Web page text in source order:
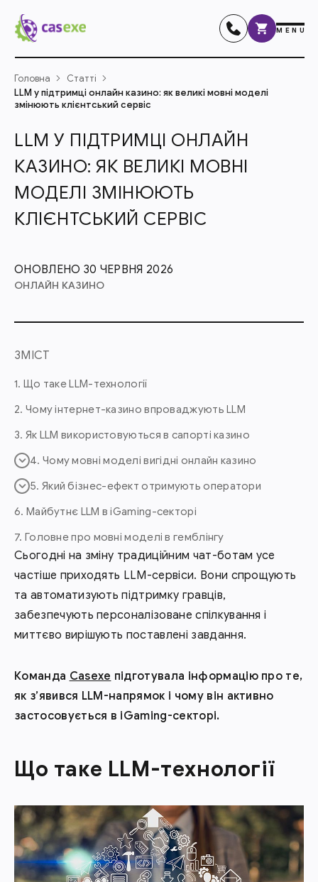
MENU
Головна
Статті
LLM у підтримці онлайн казино: як великі мовні моделі
змінюють клієнтський сервіс
LLM У ПІДТРИМЦІ ОНЛАЙН
КАЗИНО: ЯК ВЕЛИКІ МОВНІ
МОДЕЛІ ЗМІНЮЮТЬ
КЛІЄНТСЬКИЙ СЕРВІС
ОНОВЛЕНО 30 ЧЕРВНЯ 2026
ОНЛАЙН КАЗИНО
Сьогодні на зміну традиційним чат-ботам усе
частіше приходять LLM-сервіси. Вони спрощують
та автоматизують підтримку гравців,
забезпечують персоналізоване спілкування і
миттєво вирішують поставлені завдання.
Команда Casexe підготувала інформацію про те,
як з’явився LLM-напрямок і чому він активно
застосовується в iGaming-секторі.
Що таке LLM-технології
ЗМІСТ
1. Що таке LLM-технології
2. Чому інтернет-казино впроваджують LLM
3. Як LLM використовуються в сапорті казино
4. Чому мовні моделі вигідні онлайн казино
5. Який бізнес-ефект отримують оператори
6. Майбутнє LLM в iGaming-секторі
7. Головне про мовні моделі в гемблінгу